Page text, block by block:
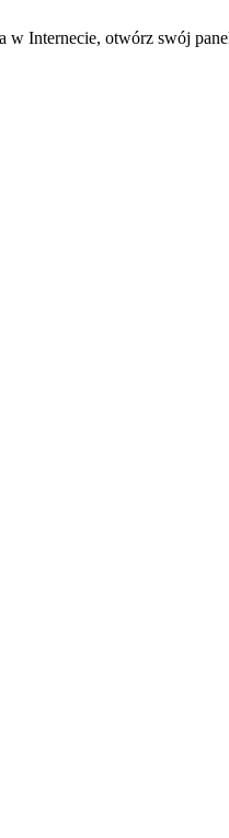
w Internecie, otwórz swój